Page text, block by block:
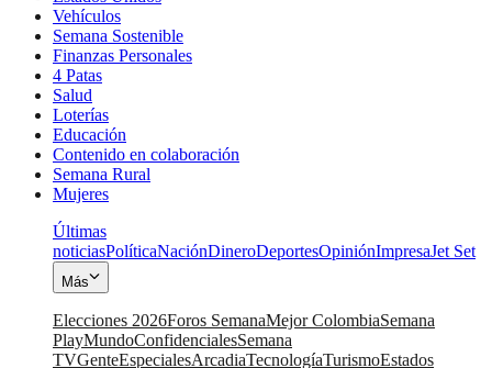
Vehículos
Semana Sostenible
Finanzas Personales
4 Patas
Salud
Loterías
Educación
Contenido en colaboración
Semana Rural
Mujeres
Últimas
noticiasPolíticaNaciónDineroDeportesOpiniónImpresaJet Set
Más
Elecciones 2026Foros SemanaMejor ColombiaSemana
PlayMundoConfidencialesSemana
TVGenteEspecialesArcadiaTecnologíaTurismoEstados